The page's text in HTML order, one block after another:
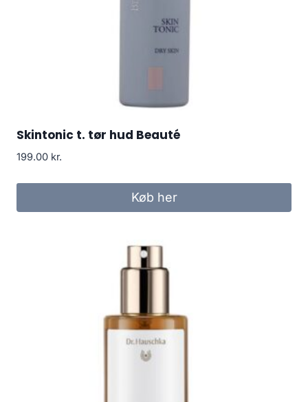
Skintonic t. tør hud Beauté
199.00 kr.
Køb her